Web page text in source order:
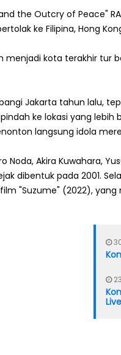
the Outcry of Peace"
ke Filipina, Hong
menjadi kota terakhir
Jakarta tahun lalu,
ke lokasi yang
langsung idola
Noda, Akira Kuwahara,
dibentuk pada 2001.
"Suzume" (2022),